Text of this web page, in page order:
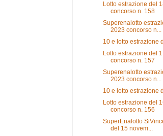
Lotto estrazione del
concorso n. 158
Superenalotto
2023 concorso n...
10 e lotto estrazione
Lotto estrazione del
concorso n. 157
Superenalotto
2023 concorso n...
10 e lotto estrazione
Lotto estrazione del
concorso n. 156
SuperEnalotto
del 15 novem...